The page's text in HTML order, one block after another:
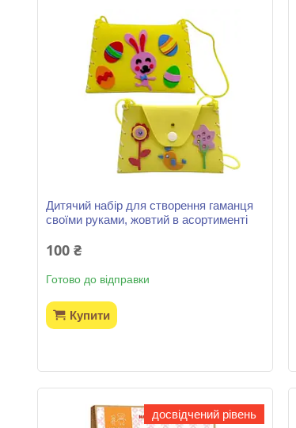
Дитячий набір для створення гаманця
своїми руками, жовтий в асортименті
100 ₴
Готово до відправки
Купити
досвідчений рівень